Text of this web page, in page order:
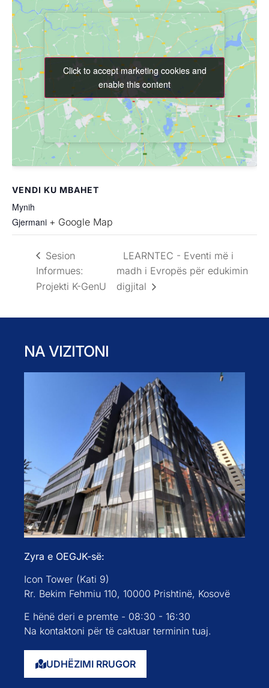
VENDI KU MBAHET
Mynih
Gjermani + Google Map
Click to accept marketing cookies and
enable this content
Click to accept marketing cookies and
enable this content
Sesion
Informues:
Projekti K-GenU
LEARNTEC - Eventi më i
madh i Evropës për edukimin
digjital
NA VIZITONI
Zyra e OEGJK-së:
Icon Tower (Kati 9)
Rr. Bekim Fehmiu 110, 10000 Prishtinë, Kosovë
E hënë deri e premte - 08:30 - 16:30
Na kontaktoni për të caktuar terminin tuaj.
UDHËZIMI RRUGOR